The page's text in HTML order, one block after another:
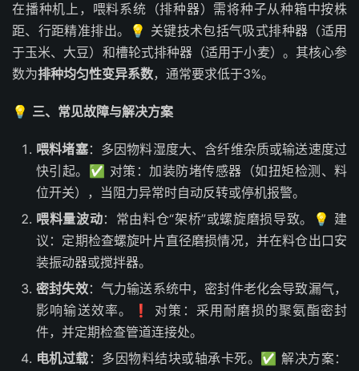
在播种机上，喂料系统（排种器）需将种子从种箱中按株
距、行距精准排出。💡 关键技术包括气吸式排种器（适用
于玉米、大豆）和槽轮式排种器（适用于小麦）。其核心参
数为排种均匀性变异系数，通常要求低于3%。
💡 三、常见故障与解决方案
喂料堵塞：多因物料湿度大、含纤维杂质或输送速度过
快引起。✅ 对策：加装防堵传感器（如扭矩检测、料
位开关），当阻力异常时自动反转或停机报警。
喂料量波动：常由料仓“架桥”或螺旋磨损导致。💡 建
议：定期检查螺旋叶片直径磨损情况，并在料仓出口安
装振动器或搅拌器。
密封失效：气力输送系统中，密封件老化会导致漏气，
影响输送效率。❗ 对策：采用耐磨损的聚氨酯密封
件，并定期检查管道连接处。
电机过载 ：多因物料结块或轴承卡死。✅ 解决方案：